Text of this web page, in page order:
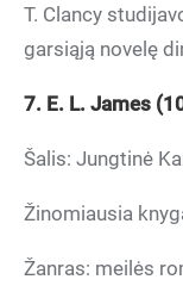
T. Clancy
garsiąją novelę
7. E. L. James
Šalis: Jungtinė
Žinomiausia
Žanras: meilės